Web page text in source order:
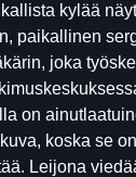
kylää
paikallinen
joka
on
koska se
Leijona